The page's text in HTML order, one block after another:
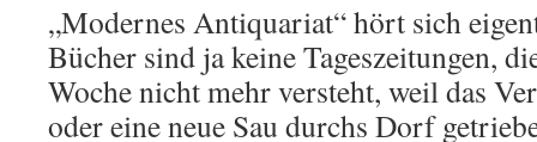
„Modernes Antiquariat“ hört sich
Bücher sind ja keine Tageszeitungen,
Woche nicht mehr versteht, weil das
oder eine neue Sau durchs Dorf